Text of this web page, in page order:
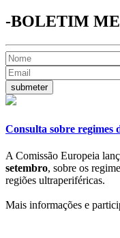
-BOLETIM
Consulta sobre regimes
A Comissão Europeia
setembro, sobre os
regiões ultraperiféricas.
Mais informações e